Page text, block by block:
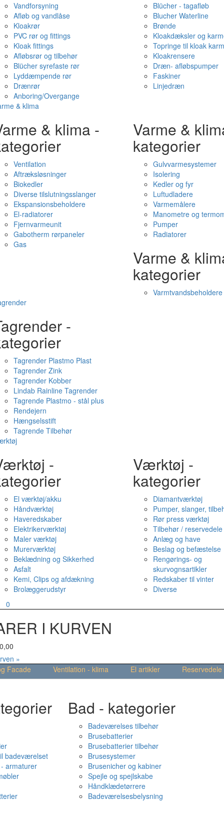
Vandforsyning
Afløb og vandlåse
Kloakrør
PVC rør og fittings
Kloak fittings
Afløbsrør og tilbehør
Blücher syrefaste rør
Lyddæmpende rør
Drænrør
Anboring/Overgange
Blücher - tagafløb
Blucher Waterline
Brønde
Kloakdæksler og
Topringe til kloak
Kloakrensere
Dræn- afløbspumper
Faskiner
Linjedræn
& klima
& klima -
Ventilation
Aftræksløsninger
Biokedler
Diverse tilslutningsslanger
Ekspansionsbeholdere
El-radiatorer
Fjernvarmeunit
Gabotherm rørpaneler
Gas
Varme &
kategorier
Gulvvarmesystemer
Isolering
Kedler og fyr
Luftudladere
Varmemålere
Manometre og
Pumper
Radiatorer
Varme &
kategorier
Varmtvandsbeholdere
-
Tagrender Plastmo Plast
Tagrender Zink
Tagrender Kobber
Lindab Rainline Tagrender
Tagrende Plastmo - stål plus
Rendejern
Hængselsstift
Tagrende Tilbehør
-
El værktøj/akku
Håndværktøj
Haveredskaber
Elektrikerværktøj
Maler værktøj
Murerværktøj
Beklædning og Sikkerhed
Asfalt
Kemi, Clips og afdækning
Brolæggerudstyr
Værktøj -
kategorier
Diamantværktøj
Pumper, slanger,
Rør press værktøj
Tilbehør / reservedele
Anlæg og have
Beslag og befæstelse
Rengørings- og
skurvognsartikler
Redskaber til vinter
Diverse
0
I KURVEN
0,00
»
Facade Ventilation - klima El artikler
Reservedele
badeværelset
armaturer
Bad - kategorier
Badeværelses tilbehør
Brusebatterier
Brusebatterier tilbehør
Brusesystemer
Brusenicher og kabiner
Spejle og spejlskabe
Håndklædetørrere
Badeværelsesbelysning